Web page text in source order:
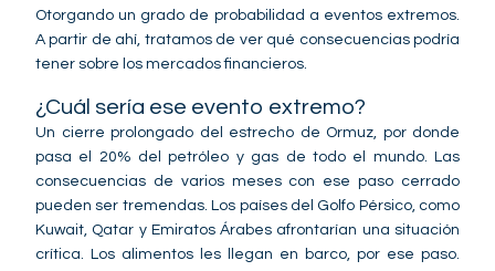
Otorgando un grado de probabilidad a eventos extremos.
A partir de ahí, tratamos de ver qué consecuencias podría
tener sobre los mercados financieros.
¿Cuál sería ese evento extremo?
Un cierre prolongado del estrecho de Ormuz, por donde
pasa el 20% del petróleo y gas de todo el mundo. Las
consecuencias de varios meses con ese paso cerrado
pueden ser tremendas. Los países del Golfo Pérsico, como
Kuwait, Qatar y Emiratos Árabes afrontarían una situación
crítica. Los alimentos les llegan en barco, por ese paso.